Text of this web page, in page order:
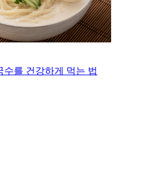
수를 건강하게 먹는 법